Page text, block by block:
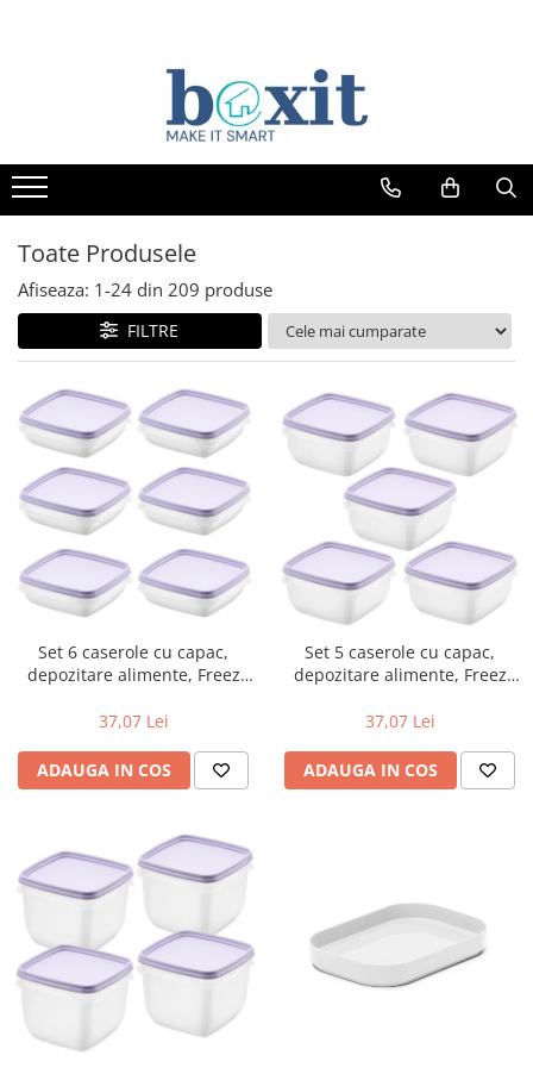
Toate Produsele
Afiseaza: 1-24 din 209 produse
FILTRE
Set 6 caserole cu capac,
depozitare alimente, Freez
cu cuptorul microunde si
37,07 Lei
ADAUGA IN COS
Set 5 caserole cu capac,
depozitare alimente, Freez
cu cuptorul microunde si
37,07 Lei
ADAUGA IN COS